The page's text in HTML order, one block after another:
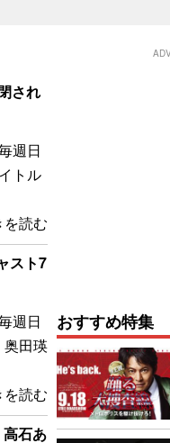
され
週日
トル
を読む
スト7
週日
奥田瑛
を読む
石あ
おすすめ特集